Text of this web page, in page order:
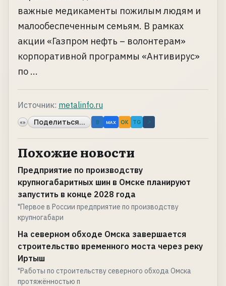
важные медикаменты пожилым людям и
малообеспеченным семьям. В рамках
акции «Газпром нефть – волонтерам»
корпоративной программы «Антивирус»
по ...
Источник: metalinfo.ru
«» Поделиться... B MAX OK TG ↗
Похожие новости
Предприятие по производству
крупногабаритных шин в Омске планируют
запустить в конце 2028 года
"Первое в России предприятие по производству
крупногабари
На северном обходе Омска завершается
строительство временного моста через реку
Иртыш
"Работы по строительству северного обхода Омска
протяжённостью п